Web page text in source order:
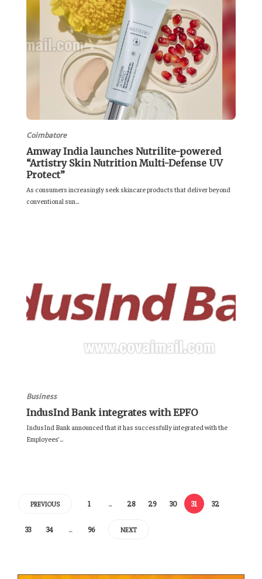
Coimbatore
Amway India launches Nutrilite-powered
“Artistry Skin Nutrition Multi-Defense UV
Protect”
As consumers increasingly seek skincare products that deliver beyond
conventional sun...
Business
IndusInd Bank integrates with EPFO
IndusInd Bank announced that it has successfully integrated with the
Employees’...
PREVIOUS 1 … 28 29 30 31 32
33 34 … 96 NEXT